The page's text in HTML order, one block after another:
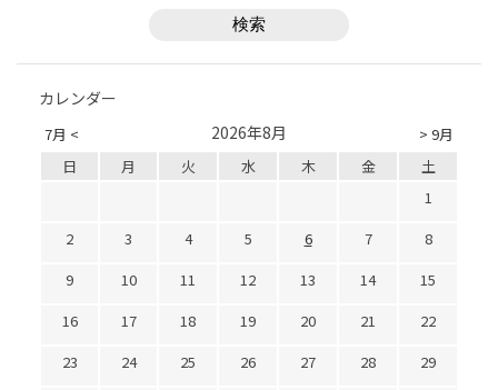
カレンダー
7月 < > 9月
2026年8月
日 月 火 水 木 金
土
1
2
3 4 5 6 7
8
9
10 11 12 13 14
15
16
17 18 19 20 21
22
23
24 25 26 27 28
29